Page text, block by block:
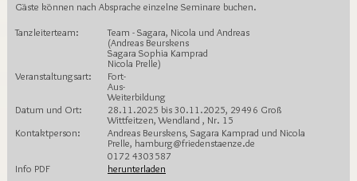
Gäste können nach Absprache einzelne Seminare buchen.
Tanzleiterteam:
Team - Sagara, Nicola und Andreas
(Andreas Beurskens
Sagara Sophia Kamprad
Nicola Prelle)
Veranstaltungsart:
Fort-
Aus-
Weiterbildung
Datum und Ort:
28.11.2025 bis 30.11.2025, 29496 Groß
Wittfeitzen, Wendland , Nr. 15
Kontaktperson:
Andreas Beurskens, Sagara Kamprad und Nicola
Prelle, hamburg@friedenstaenze.de
0172 4303587
Info PDF
herunterladen